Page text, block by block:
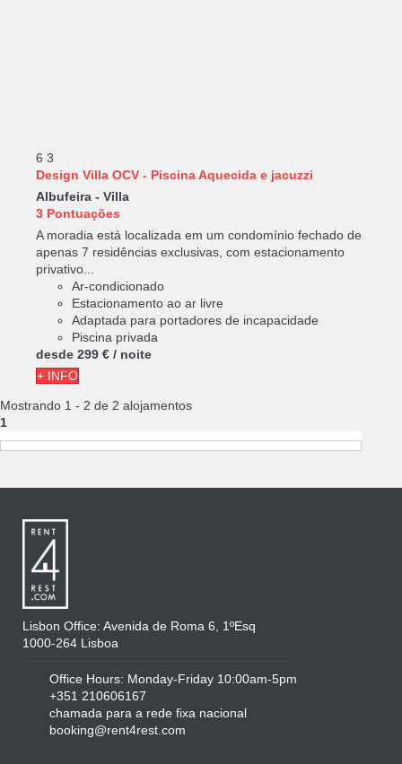
6 3
Design Villa OCV - Piscina Aquecida e jacuzzi
Albufeira - Villa
3 Pontuações
A moradia está localizada em um condomínio fechado de
apenas 7 residências exclusivas, com estacionamento
privativo...
Ar-condicionado
Estacionamento ao ar livre
Adaptada para portadores de incapacidade
Piscina privada
desde 299 € / noite
+ INFO
Mostrando 1 - 2 de 2 alojamentos
1
Lisbon Office: Avenida de Roma 6, 1ºEsq
1000-264 Lisboa
Office Hours: Monday-Friday 10:00am-5pm
+351 210606167
chamada para a rede fixa nacional
booking@rent4rest.com